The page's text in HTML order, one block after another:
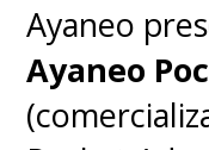
Ayaneo
Ayaneo